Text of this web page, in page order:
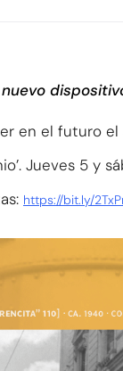
en el futuro
Jueves 5
https://bit.ly/